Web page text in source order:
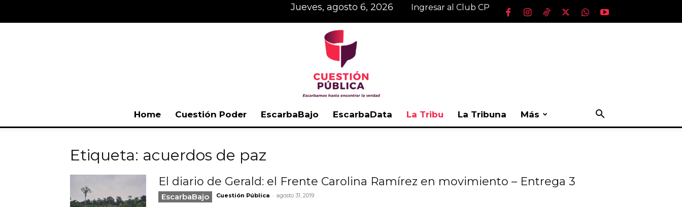
jueves, agosto 6, 2026 Ingresar al Club CP
Home Cuestión Poder EscarbaBajo EscarbaData La Tribu La Tribuna Más
Etiqueta: acuerdos de paz
El diario de Gerald: el Frente Carolina Ramírez en movimiento – Entrega 3
EscarbaBajo Cuestión Pública - agosto 31, 2019